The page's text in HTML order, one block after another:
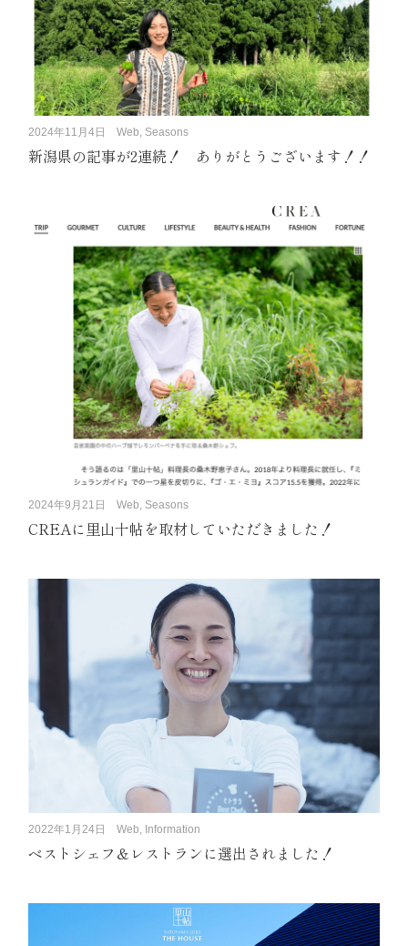
2024年11月4日 Web, Seasons
新潟県の記事が2連続！ ありがとうございます！！
2024年9月21日 Web, Seasons
CREAに里山十帖を取材していただきました！
2022年1月24日 Web, Information
ベストシェフ＆レストランに選出されました！